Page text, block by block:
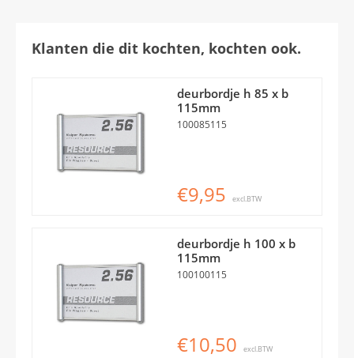
Klanten die dit kochten, kochten ook.
deurbordje h 85 x b
115mm
100085115
€9,95 excl.BTW
deurbordje h 100 x b
115mm
100100115
€10,50 excl.BTW